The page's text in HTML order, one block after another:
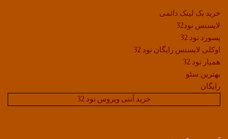
خرید بک لینک دائمی
لایسنس نود32
پسورد نود 32
اوکلی لایسنس رایگان نود 32
همیار نود 32
بهترین سئو
رایگان
خرید آنتی ویروس نود 32